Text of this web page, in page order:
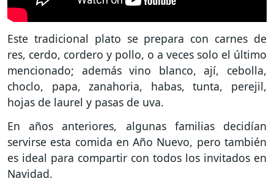
Este tradicional plato se prepara con carnes de
res, cerdo, cordero y pollo, o a veces solo el último
mencionado; además vino blanco, ají, cebolla,
choclo, papa, zanahoria, habas, tunta, perejil,
hojas de laurel y pasas de uva.
En años anteriores, algunas familias decidían
servirse esta comida en Año Nuevo, pero también
es ideal para compartir con todos los invitados en
Navidad.